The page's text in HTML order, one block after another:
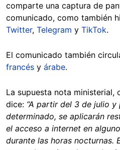
comparte una captura de
comunicado, como también
Twitter, Telegram y TikTok.
El comunicado también
francés y árabe.
La supuesta nota ministerial,
dice: “A partir del 3 de julio
determinado, se aplicarán
el acceso a internet en
durante las horas nocturnas.